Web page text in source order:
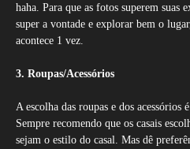
haha. Para que as fotos superem suas
super a vontade e explorar bem o
acontece 1 vez.
3. Roupas/Acessórios
A escolha das roupas e dos
Sempre recomendo que os casais
sejam o estilo do casal. Mas dê